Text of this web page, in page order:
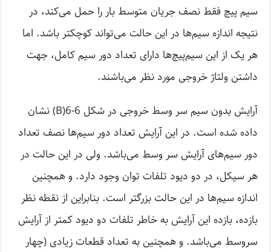
سیم پیچ فقط نصف جریان متوسط بار را حمل می‌کند، در
نتیجه اندازه سیم‌ها در این حالت می‌تواند کوچکتر باشد. اما
هر یک از این سیم‌پیچ‌ها دارای تعداد دور سیم کامل، جهت
داشتن ولتاژ خروجی مورد نظر می‌باشند.
آرایش بدون سیم سر وسط خروجی در شکل 6-6(B) نشان
داده شده است. در این آرایش تعداد دور سیم‌ها نصف تعداد
دور سیم‌های آرایش سر وسط می‌باشد. ولی در این حالت در
هر سیکل، در دو دیود تلفات توان وجود دارد. و همچنین
اندازه سیم‌ها در این حالت بزرگتر است. بنابراین از نقطه نظر
بازده، بازده این آرایش به خاطر تلفات دو دیود کمتر از آرایش
سروسط می‌باشد. و همچنین به تعداد قطعات زیادی (چهار